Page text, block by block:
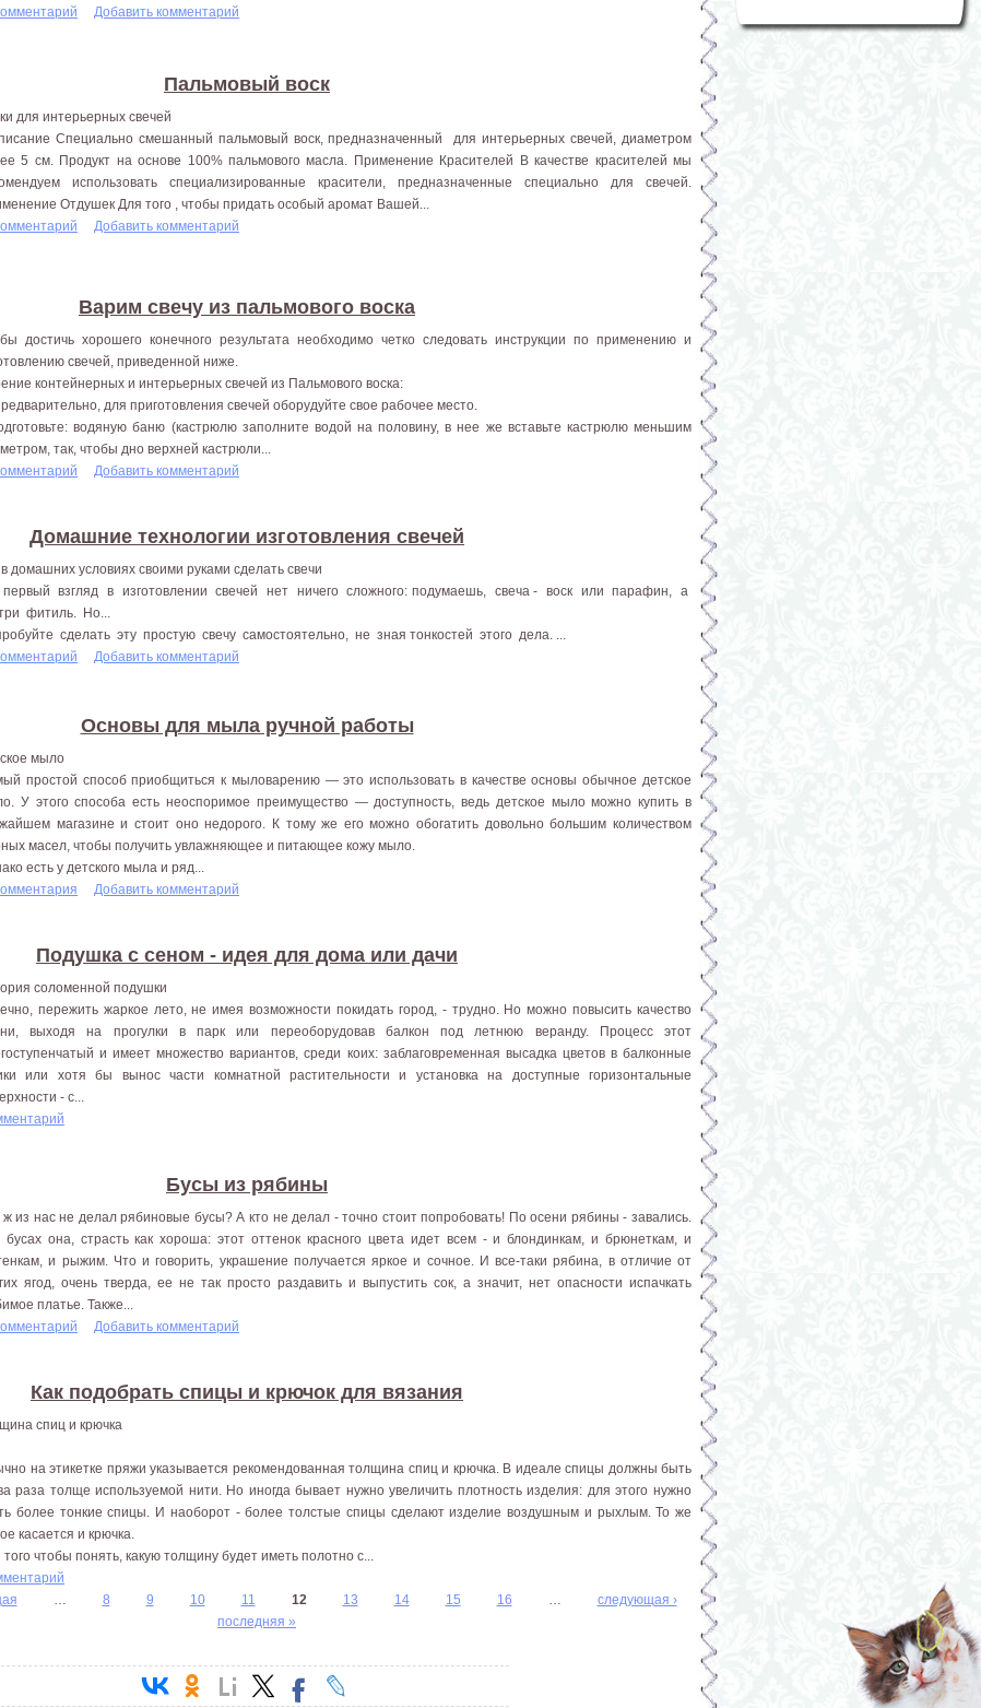
Добавить комментарий
Пальмовый воск
для интерьерных свечей
Специально смешанный пальмовый воск, предназначенный для интерьерных свечей, диаметром
5 см. Продукт на основе 100% пальмового масла. Применение Красителей В качестве красителей мы
использовать специализированные красители, предназначенные специально для свечей.
Отдушек Для того , чтобы придать особый аромат Вашей...
Добавить комментарий
Варим свечу из пальмового воска
достичь хорошего конечного результата необходимо четко следовать инструкции по применению и
свечей, приведенной ниже.
контейнерных и интерьерных свечей из Пальмового воска:
для приготовления свечей оборудуйте свое рабочее место.
водяную баню (кастрюлю заполните водой на половину, в нее же вставьте кастрюлю меньшим
так, чтобы дно верхней кастрюли...
Добавить комментарий
Домашние технологии изготовления свечей
в домашних условиях своими руками сделать свечи
взгляд в изготовлении свечей нет ничего сложного: подумаешь, свеча - воск или парафин, а
фитиль. Но...
сделать эту простую свечу самостоятельно, не зная тонкостей этого дела. ...
Добавить комментарий
Основы для мыла ручной работы
мыло
простой способ приобщиться к мыловарению — это использовать в качестве основы обычное детское
У этого способа есть неоспоримое преимущество — доступность, ведь детское мыло можно купить в
магазине и стоит оно недорого. К тому же его можно обогатить довольно большим количеством
масел, чтобы получить увлажняющее и питающее кожу мыло.
есть у детского мыла и ряд...
Добавить комментарий
Подушка с сеном - идея для дома или дачи
соломенной подушки
пережить жаркое лето, не имея возможности покидать город, - трудно. Но можно повысить качество
выходя на прогулки в парк или переоборудовав балкон под летнюю веранду. Процесс этот
и имеет множество вариантов, среди коих: заблаговременная высадка цветов в балконные
или хотя бы вынос части комнатной растительности и установка на доступные горизонтальные
- с...
Бусы из рябины
ж из нас не делал рябиновые бусы? А кто не делал - точно стоит попробовать! По осени рябины - завались.
она, страсть как хороша: этот оттенок красного цвета идет всем - и блондинкам, и брюнеткам, и
и рыжим. Что и говорить, украшение получается яркое и сочное. И все-таки рябина, в отличие от
ягод, очень тверда, ее не так просто раздавить и выпустить сок, а значит, нет опасности испачкать
платье. Также...
Добавить комментарий
Как подобрать спицы и крючок для вязания
спиц и крючка
на этикетке пряжи указывается рекомендованная толщина спиц и крючка. В идеале спицы должны быть
раза толще используемой нити. Но иногда бывает нужно увеличить плотность изделия: для этого нужно
более тонкие спицы. И наоборот - более толстые спицы сделают изделие воздушным и рыхлым. То же
касается и крючка.
того чтобы понять, какую толщину будет иметь полотно с...
8 9 10 11 12 13 14 15 16
следующая ›
последняя »